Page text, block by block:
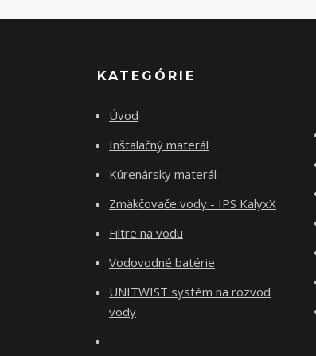
KATEGÓRIE
Úvod
Inštalačný materál
Kúrenársky materál
Zmäkčovače vody - IPS KalyxX
Filtre na vodu
Vodovodné batérie
UNITWIST systém na rozvod
vody